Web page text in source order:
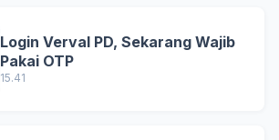
Login Verval PD, Sekarang Wajib
Pakai OTP
15.41